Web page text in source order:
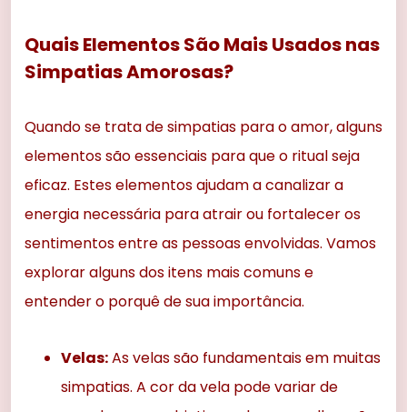
Quais Elementos São Mais Usados nas
Simpatias Amorosas?
Quando se trata de simpatias para o amor, alguns
elementos são essenciais para que o ritual seja
eficaz. Estes elementos ajudam a canalizar a
energia necessária para atrair ou fortalecer os
sentimentos entre as pessoas envolvidas. Vamos
explorar alguns dos itens mais comuns e
entender o porquê de sua importância.
Velas:As velas são fundamentais em muitas
simpatias. A cor da vela pode variar de